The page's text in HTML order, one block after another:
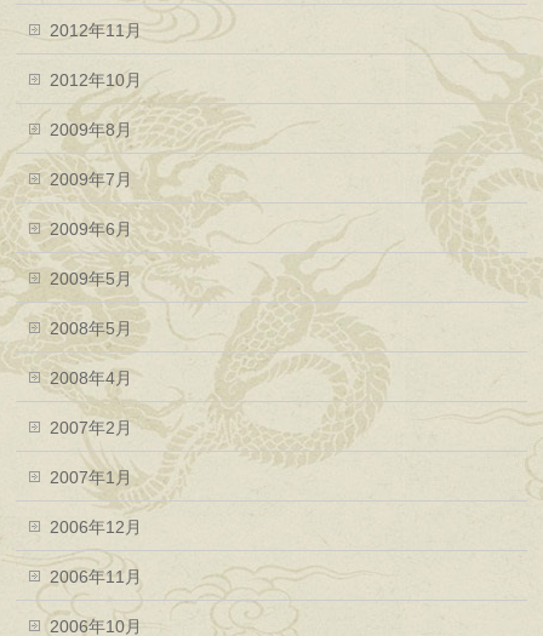
2012年11月
2012年10月
2009年8月
2009年7月
2009年6月
2009年5月
2008年5月
2008年4月
2007年2月
2007年1月
2006年12月
2006年11月
2006年10月